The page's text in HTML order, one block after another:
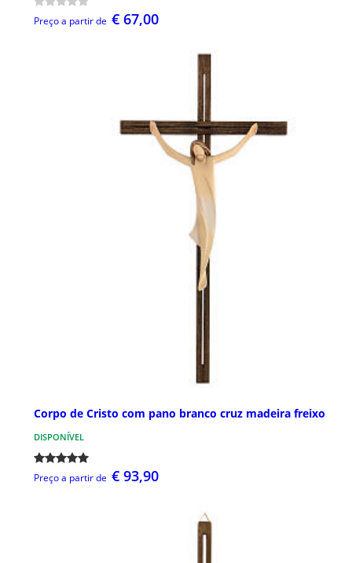
Preço a partir de € 67,00
Corpo de Cristo com pano branco cruz madeira freixo
DISPONÍVEL
Preço a partir de € 93,90